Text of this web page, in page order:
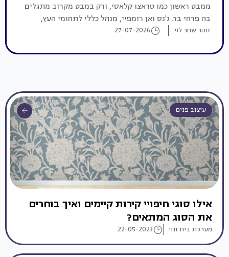
ממבט ראשון כמו טראצו קלאסי, ורק במבט מקרוב מתגלים
בה פרחי בר. ג'נס ואן רומפיי, מנהל כללי לתחומי העץ,
הרצפות
זוהר שחר לוי 27-07-2026
עיצוב פנים
אילו סוגי חיפויי קירות קיימים ואיך בוחרים
את הסוג המתאים?
מערכת בית ונוי 22-05-2023